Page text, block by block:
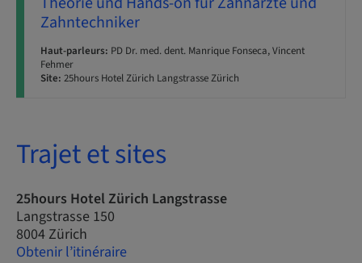
Zahntechniker
Haut-parleurs: PD Dr. med. dent. Manrique Fonseca, Vincent
Fehmer
Site: 25hours Hotel Zürich Langstrasse Zürich
Trajet et sites
25hours Hotel Zürich Langstrasse
Langstrasse 150
8004 Zürich
Obtenir l’itinéraire